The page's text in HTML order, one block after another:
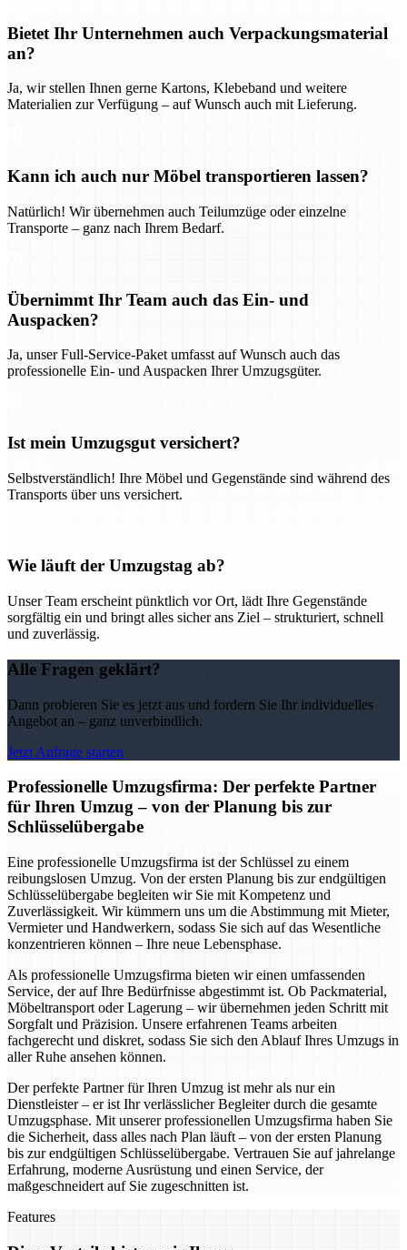
Bietet Ihr Unternehmen auch Verpackungsmaterial
an?
Ja, wir stellen Ihnen gerne Kartons, Klebeband und weitere
Materialien zur Verfügung – auf Wunsch auch mit Lieferung.
Kann ich auch nur Möbel transportieren lassen?
Natürlich! Wir übernehmen auch Teilumzüge oder einzelne
Transporte – ganz nach Ihrem Bedarf.
Übernimmt Ihr Team auch das Ein- und
Auspacken?
Ja, unser Full-Service-Paket umfasst auf Wunsch auch das
professionelle Ein- und Auspacken Ihrer Umzugsgüter.
Ist mein Umzugsgut versichert?
Selbstverständlich! Ihre Möbel und Gegenstände sind während des
Transports über uns versichert.
Wie läuft der Umzugstag ab?
Unser Team erscheint pünktlich vor Ort, lädt Ihre Gegenstände
sorgfältig ein und bringt alles sicher ans Ziel – strukturiert, schnell
und zuverlässig.
Alle Fragen geklärt?
Dann probieren Sie es jetzt aus und fordern Sie Ihr individuelles
Angebot an – ganz unverbindlich.
Jetzt Anfrage starten
Professionelle Umzugsfirma: Der perfekte Partner
für Ihren Umzug – von der Planung bis zur
Schlüsselübergabe
Eine professionelle Umzugsfirma ist der Schlüssel zu einem
reibungslosen Umzug. Von der ersten Planung bis zur endgültigen
Schlüsselübergabe begleiten wir Sie mit Kompetenz und
Zuverlässigkeit. Wir kümmern uns um die Abstimmung mit Mieter,
Vermieter und Handwerkern, sodass Sie sich auf das Wesentliche
konzentrieren können – Ihre neue Lebensphase.
Als professionelle Umzugsfirma bieten wir einen umfassenden
Service, der auf Ihre Bedürfnisse abgestimmt ist. Ob Packmaterial,
Möbeltransport oder Lagerung – wir übernehmen jeden Schritt mit
Sorgfalt und Präzision. Unsere erfahrenen Teams arbeiten
fachgerecht und diskret, sodass Sie sich den Ablauf Ihres Umzugs in
aller Ruhe ansehen können.
Der perfekte Partner für Ihren Umzug ist mehr als nur ein
Dienstleister – er ist Ihr verlässlicher Begleiter durch die gesamte
Umzugsphase. Mit unserer professionellen Umzugsfirma haben Sie
die Sicherheit, dass alles nach Plan läuft – von der ersten Planung
bis zur endgültigen Schlüsselübergabe. Vertrauen Sie auf jahrelange
Erfahrung, moderne Ausrüstung und einen Service, der
maßgeschneidert auf Sie zugeschnitten ist.
Features